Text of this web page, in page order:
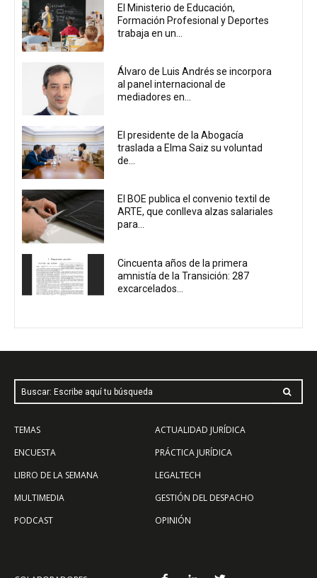
El Ministerio de Educación,
Formación Profesional y Deportes
trabaja en un...
Álvaro de Luis Andrés se incorpora
al panel internacional de
mediadores en...
El presidente de la Abogacía
traslada a Elma Saiz su voluntad
de...
El BOE publica el convenio textil de
ARTE, que conlleva alzas salariales
para...
Cincuenta años de la primera
amnistía de la Transición: 287
excarcelados...
Buscar: Escribe aquí tu búsqueda
TEMAS
ENCUESTA
LIBRO DE LA SEMANA
MULTIMEDIA
PODCAST
ACTUALIDAD JURÍDICA
PRÁCTICA JURÍDICA
LEGALTECH
GESTIÓN DEL DESPACHO
OPINIÓN